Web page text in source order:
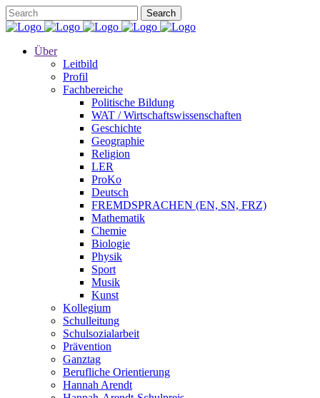
Über
Leitbild
Profil
Fachbereiche
Politische Bildung
WAT / Wirtschaftswissenschaften
Geschichte
Geographie
Religion
LER
ProKo
Deutsch
FREMDSPRACHEN (EN, SN, FRZ)
Mathematik
Chemie
Biologie
Physik
Sport
Musik
Kunst
Kollegium
Schulleitung
Schulsozialarbeit
Prävention
Ganztag
Berufliche Orientierung
Hannah Arendt